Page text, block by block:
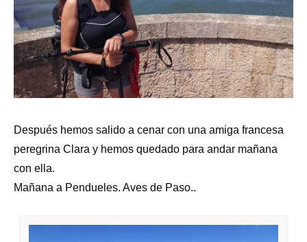
Después hemos salido a cenar con una amiga francesa
peregrina Clara y hemos quedado para andar mañana
con ella.
Mañana a Pendueles. Aves de Paso..